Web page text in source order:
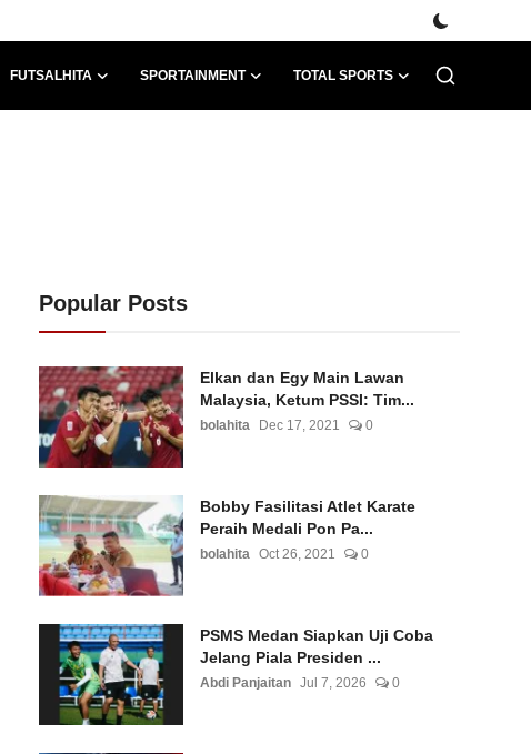
FUTSALHITA SPORTAINMENT TOTAL SPORTS
Popular Posts
Elkan dan Egy Main Lawan
Malaysia, Ketum PSSI: Tim...
bolahita Dec 17, 2021 0
Bobby Fasilitasi Atlet Karate
Peraih Medali Pon Pa...
bolahita Oct 26, 2021 0
PSMS Medan Siapkan Uji Coba
Jelang Piala Presiden ...
Abdi Panjaitan Jul 7, 2026 0